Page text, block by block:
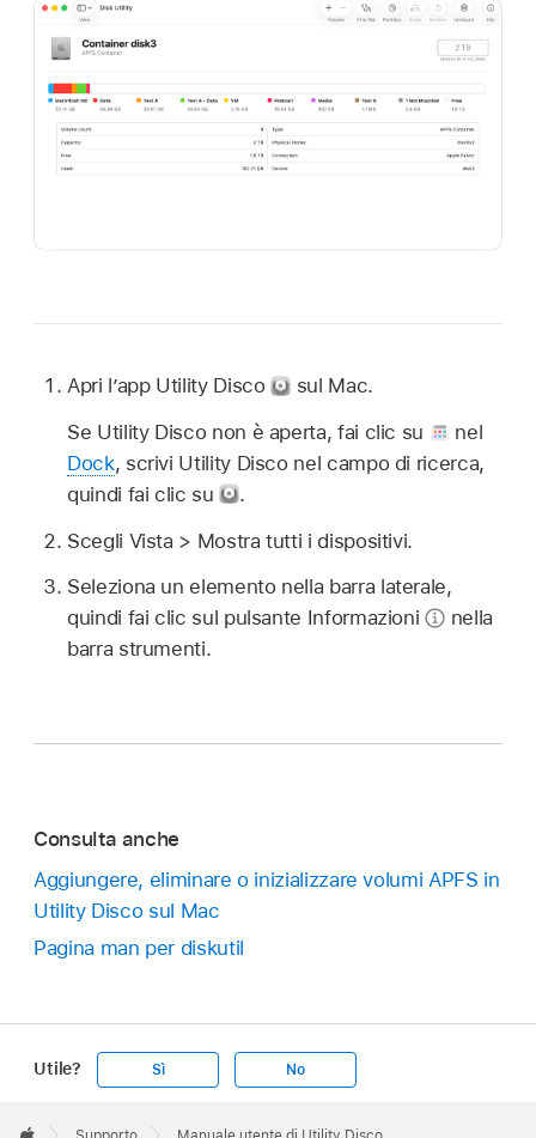
Apri l’app Utility Disco
sul Mac.
Se Utility Disco non è aperta, fai clic su
nel
Dock, scrivi Utility Disco nel campo di ricerca,
quindi fai clic su
.
Scegli Vista > Mostra tutti i dispositivi.
Seleziona un elemento nella barra laterale,
quindi fai clic sul pulsante Informazioni
nella
barra strumenti.
Consulta anche
Aggiungere, eliminare o inizializzare volumi APFS in
Utility Disco sul Mac
Pagina man per diskutil
Utile? Sì No
Footer
